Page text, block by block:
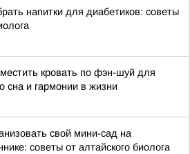
напитки для диабетиков: советы
кровать по фэн-шуй для
сна и гармонии в жизни
свой мини-сад на
советы от алтайского биолога